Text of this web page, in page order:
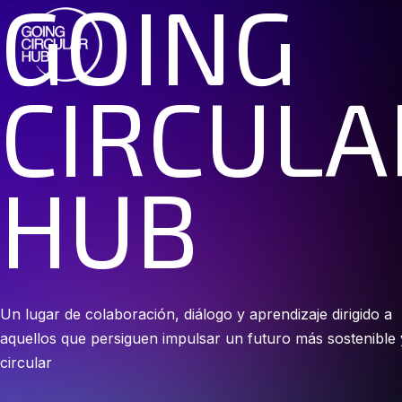
GOING
HUB
Un lugar de colaboración, diálogo y aprendizaje dirigido a
aquellos que persiguen impulsar un futuro más sostenible
circular